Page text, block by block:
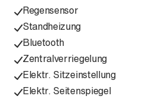
Regensensor
Standheizung
Bluetooth
Zentralverriegelung
Elektr. Sitzeinstellung
Elektr. Seitenspiegel